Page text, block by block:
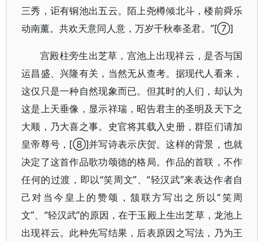
三秀，讵有铜池出五云。陌上尧樽倾北斗，楼前舜乐
动南薰。共欢天意同人意，万岁千秋奉圣君。”[⑦]
宫殿柱旁生出芝草，宫池上出现祥云，是否与国
运昌盛、兴隆有关，当然无从查考。据现代人看来，
这仅只是一种自然现象而已。但其时的人们，却认为
这是上天垂像，显示祥瑞，昭告君主的圣明及天下之
大顺，乃大喜之事。史官将其载入史册，群臣们请加
皇帝尊号，[⑧]并写诗表示庆贺。这样的背景，也就
决定了这首作品歌功颂德的格局。作品的首联，不作
任何的过渡，即以“笑周文”、“轻汉武”来表达作者自
己对当今皇上的赞颂，颔联方写出之所以“笑周
文”、“轻汉武”的原因，在于玉殿上生出芝草，龙池上
出现祥云。此种先写结果，后表原因之写法，乃为王